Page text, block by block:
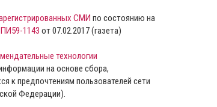
СМИ по состоянию на
1143 от 07.02.2017 (газета)
технологии
на основе сбора,
к предпочтениям пользователей сети
Федерации).